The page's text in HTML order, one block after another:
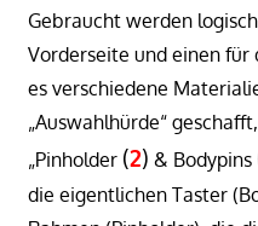
Gebraucht werden
Vorderseite und einen für
es verschiedene
„Auswahlhürde“
„Pinholder (2) & Bodypins
die eigentlichen Taster